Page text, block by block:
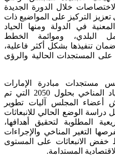
خلال الدورة الجديدة
وتهدف إلى تعزيز التركيز على المواضيع ذات
في الدولة ومنها الحياد
البلدي، وموائمة الخطط
تنفيذها بشكل أكثر فاعلية،
على المستجدات الحالية والرؤى
مبادرة الإمارات
الاستراتيجية للسعي لتحقيق الحياد المناخي بحلول 2050 التي تم
أكتوبر 2021، وناقش أعضاء المجلس آليات تطوير
دراسة الوضع الحالي للانبعاثات
المطلوبة لتحقيق أهدافها،
التغير المناخي والإجراءات
خفض الانبعاثات على المستوى
المستدامة.